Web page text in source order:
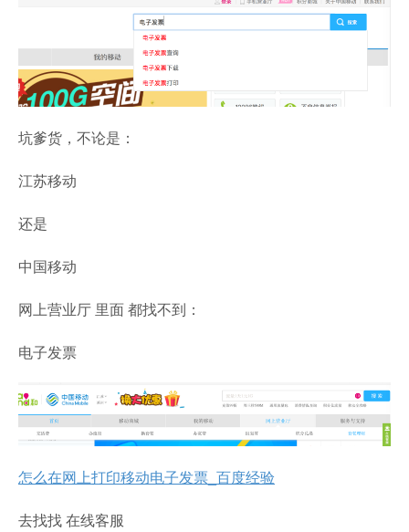
坑爹货，不论是：
江苏移动
还是
中国移动
网上营业厅 里面 都找不到：
电子发票
怎么在网上打印移动电子发票_百度经验
去找找 在线客服